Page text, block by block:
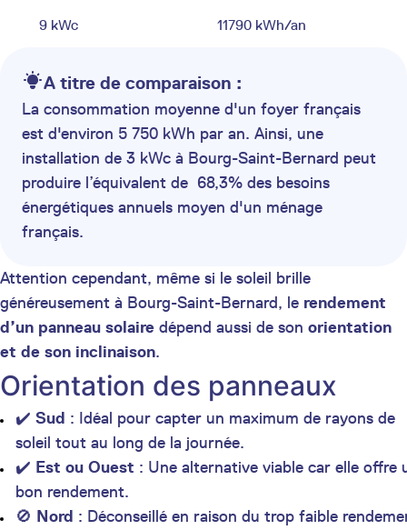
9 kWc 11790 kWh/an
A titre de comparaison :
La consommation moyenne d'un foyer français
est d'environ 5 750 kWh par an. Ainsi, une
installation de 3 kWc à Bourg-Saint-Bernard peut
produire l’équivalent de 68,3% des besoins
énergétiques annuels moyen d'un ménage
français.
Attention cependant, même si le soleil brille
généreusement à Bourg-Saint-Bernard, le rendement
d’un panneau solaire dépend aussi de son orientation
et de son inclinaison.
Orientation des panneaux
✔️ Sud : Idéal pour capter un maximum de rayons de
soleil tout au long de la journée.
✔️ Est ou Ouest : Une alternative viable car elle offre
bon rendement.
🚫 Nord : Déconseillé en raison du trop faible